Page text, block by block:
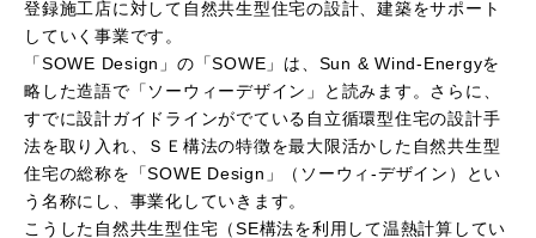
登録施工店に対して自然共生型住宅の設計、建築をサポート
していく事業です。
「SOWE Design」の「SOWE」は、Sun & Wind-Energyを
略した造語で「ソーウィーデザイン」と読みます。さらに、
すでに設計ガイドラインがでている自立循環型住宅の設計手
法を取り入れ、ＳＥ構法の特徴を最大限活かした自然共生型
住宅の総称を「SOWE Design」（ソーウィ-デザイン）とい
う名称にし、事業化していきます。
こうした自然共生型住宅（SE構法を利用して温熱計算してい